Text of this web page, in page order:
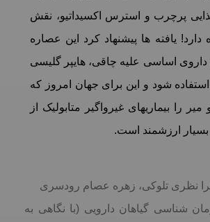
پرچرب و استرس اکسیداتیو، نقش
یافته ها پیشنهاد کرد این عصاره
داروی اساسی علیه چاقی، هایپر گلیسی
استفاده شود و این برای جهان امروز که
را بیماریهای غیرواگیر متابولیک از
بسیار ارزشمند است.
نظری تلوکی، زهره عصام رودسری
شناسی گیاهان دارویی (با نگاهی به